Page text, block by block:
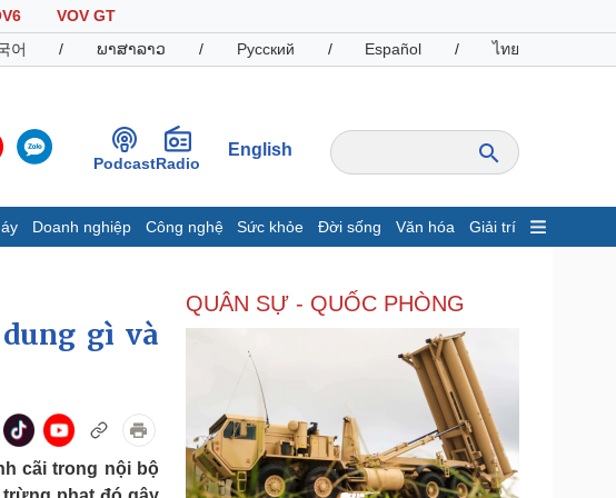
VOV GT
어 / ພາສາລາວ / Русский / Español / ไทย
PodcastRadio
English
Doanh nghiệp Công nghệ Sức khỏe Đời sống Văn hóa Giải trí
Bất động sản
Khởi nghiệp
Giá vàng
Chứng khoán
Doanh nghiệp
Thông tin doanh nghiệp
Công nghệ
Sành điệu
gì và
cãi trong nội bộ
QUÂN SỰ - QUỐC PHÒNG